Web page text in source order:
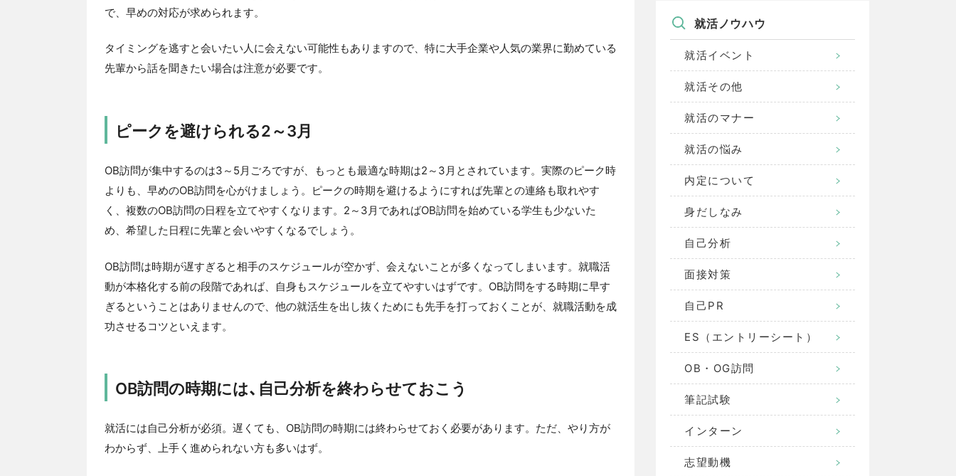
で、早めの対応が求められます。
タイミングを逃すと会いたい人に会えない可能性もありますので、特に大手企業や人気の業界に勤めている
先輩から話を聞きたい場合は注意が必要です。
ピークを避けられる2～3月
OB訪問が集中するのは3～5月ごろですが、もっとも最適な時期は2～3月とされています。実際のピーク時
よりも、早めのOB訪問を心がけましょう。ピークの時期を避けるようにすれば先輩との連絡も取れやす
く、複数のOB訪問の日程を立てやすくなります。2～3月であればOB訪問を始めている学生も少ないた
め、希望した日程に先輩と会いやすくなるでしょう。
OB訪問は時期が遅すぎると相手のスケジュールが空かず、会えないことが多くなってしまいます。就職活
動が本格化する前の段階であれば、自身もスケジュールを立てやすいはずです。OB訪問をする時期に早す
ぎるということはありませんので、他の就活生を出し抜くためにも先手を打っておくことが、就職活動を成
功させるコツといえます。
OB訪問の時期には、自己分析を終わらせておこう
就活には自己分析が必須。遅くても、OB訪問の時期には終わらせておく必要があります。ただ、やり方が
わからず、上手く進められない方も多いはず。
就活ノウハウ
就活イベント
就活その他
就活のマナー
就活の悩み
内定について
身だしなみ
自己分析
面接対策
自己PR
ES（エントリーシート）
OB・OG訪問
筆記試験
インターン
志望動機